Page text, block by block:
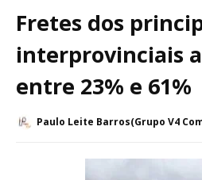
Fretes dos
interprovinciais
entre 23% e 61%
Paulo Leite Barros(Grupo V4